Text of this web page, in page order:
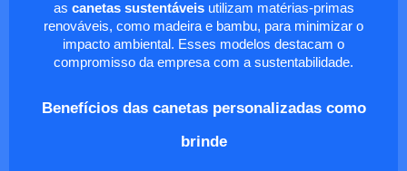
as canetas sustentáveisutilizam matérias-primas
renováveis, como madeira e bambu, para minimizar o
impacto ambiental. Esses modelos destacam o
compromisso da empresa com a sustentabilidade.
Benefícios das canetas personalizadas como
brinde